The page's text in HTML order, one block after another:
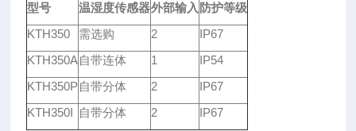
型号 温湿度传感器外部输入 防护等级
KTH350
需选购 2
IP67
KTH350A自带连体 1
IP54
KTH350P自带分体 2
IP67
KTH350I 自带分体 2 IP67